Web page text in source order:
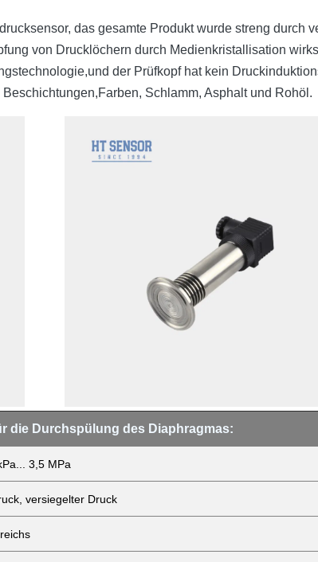
das gesamte Produkt wurde streng
von Drucklöchern durch Medienkristallisation
der Prüfkopf hat kein
Schlamm, Asphalt und Rohöl.
die Durchspülung des Diaphragmas:
3,5 MPa
versiegelter Druck